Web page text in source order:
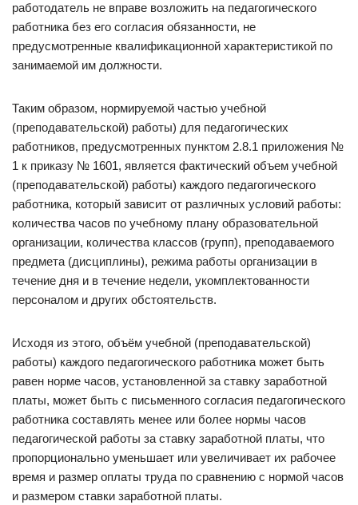
работодатель не вправе возложить на педагогического
работника без его согласия обязанности, не
предусмотренные квалификационной характеристикой по
занимаемой им должности.
Таким образом, нормируемой частью учебной
(преподавательской) работы) для педагогических
работников, предусмотренных пунктом 2.8.1 приложения №
1 к приказу № 1601, является фактический объем учебной
(преподавательской) работы) каждого педагогического
работника, который зависит от различных условий работы:
количества часов по учебному плану образовательной
организации, количества классов (групп), преподаваемого
предмета (дисциплины), режима работы организации в
течение дня и в течение недели, укомплектованности
персоналом и других обстоятельств.
Исходя из этого, объём учебной (преподавательской)
работы) каждого педагогического работника может быть
равен норме часов, установленной за ставку заработной
платы, может быть с письменного согласия педагогического
работника составлять менее или более нормы часов
педагогической работы за ставку заработной платы, что
пропорционально уменьшает или увеличивает их рабочее
время и размер оплаты труда по сравнению с нормой часов
и размером ставки заработной платы.